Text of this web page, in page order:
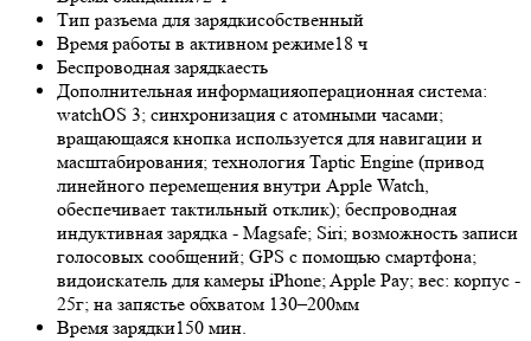
Тип разъема для зарядкисобственный
Время работы в активном режиме18 ч
Беспроводная зарядкаесть
Дополнительная информацияоперационная система:
watchOS 3; синхронизация с атомными часами;
вращающаяся кнопка используется для навигации и
масштабирования; технология Taptic Engine (привод
линейного перемещения внутри Apple Watch,
обеспечивает тактильный отклик); беспроводная
индуктивная зарядка - Magsafe; Siri; возможность записи
голосовых сообщений; GPS с помощью смартфона;
видоискатель для камеры iPhone; Apple Pay; вес: корпус -
25г; на запястье обхватом 130–200мм
Время зарядки150 мин.